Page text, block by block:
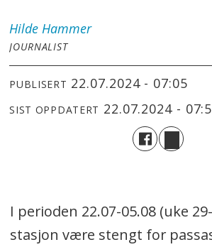
Hilde Hammer
JOURNALIST
PUBLISERT 22.07.2024 - 07:05
SIST OPPDATERT 22.07.2024 -
I perioden 22.07-05.08 (uke
stasjon være stengt for